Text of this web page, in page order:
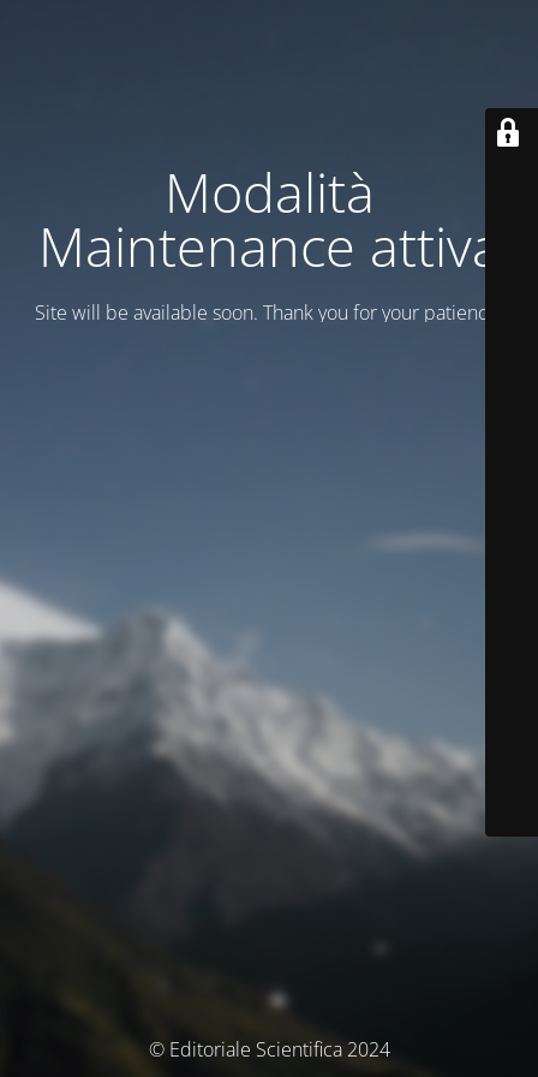
Modalità
Maintenance attiva
Site will be available soon. Thank you for your patience!
© Editoriale Scientifica 2024